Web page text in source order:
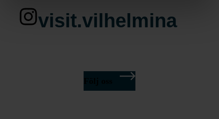
visit.vilhelmina